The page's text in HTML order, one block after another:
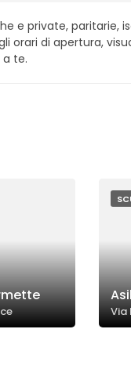
e private, paritarie,
orari di apertura,
te.
Via